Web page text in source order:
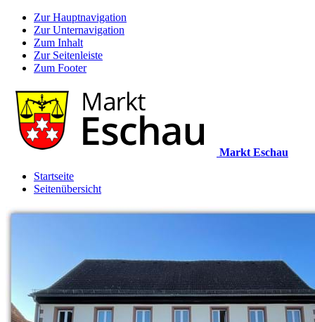
Zur Hauptnavigation
Zur Unternavigation
Zum Inhalt
Zur Seitenleiste
Zum Footer
Markt Eschau
Startseite
Seitenübersicht